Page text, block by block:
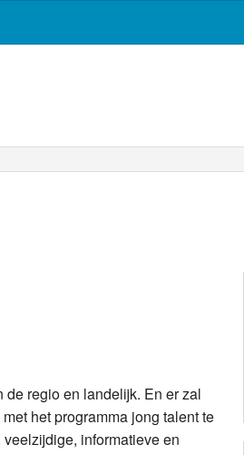
Bepalend Orgaan
regio en landelijk. En er zal
het programma jong talent te
informatieve en